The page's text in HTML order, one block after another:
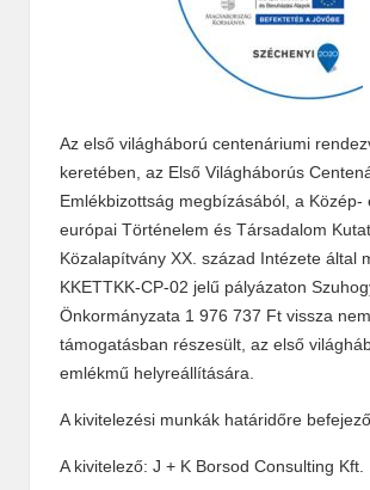
Az első világháború centenáriumi
keretében, az Első Világháborús
Emlékbizottság megbízásából, a Közép-
európai Történelem és Társadalom
Közalapítvány XX. század Intézete által
KKETTKK-CP-02 jelű pályázaton
Önkormányzata 1 976 737 Ft vissza
támogatásban részesült, az első
emlékmű helyreállítására.
A kivitelezési munkák határidőre
A kivitelező: J + K Borsod Consulting Kft.